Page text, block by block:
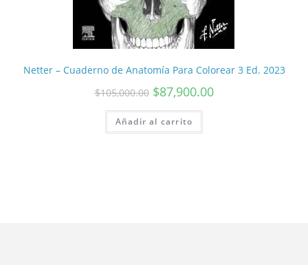
Netter – Cuaderno de Anatomía Para Colorear 3 Ed. 2023
$105,000.00 $87,900.00
Añadir al carrito